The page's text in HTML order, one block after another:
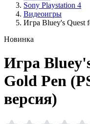
Sony Playstation 4
Видеоигры
Игра Bluey's Quest
Новинка
Игра
Gold Pen
версия)